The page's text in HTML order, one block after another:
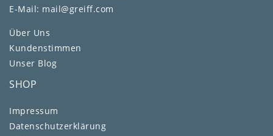
E-Mail: mail@greiff.com
Über Uns
Kundenstimmen
Unser Blog
SHOP
Impressum
Daten­schutz­erklärung